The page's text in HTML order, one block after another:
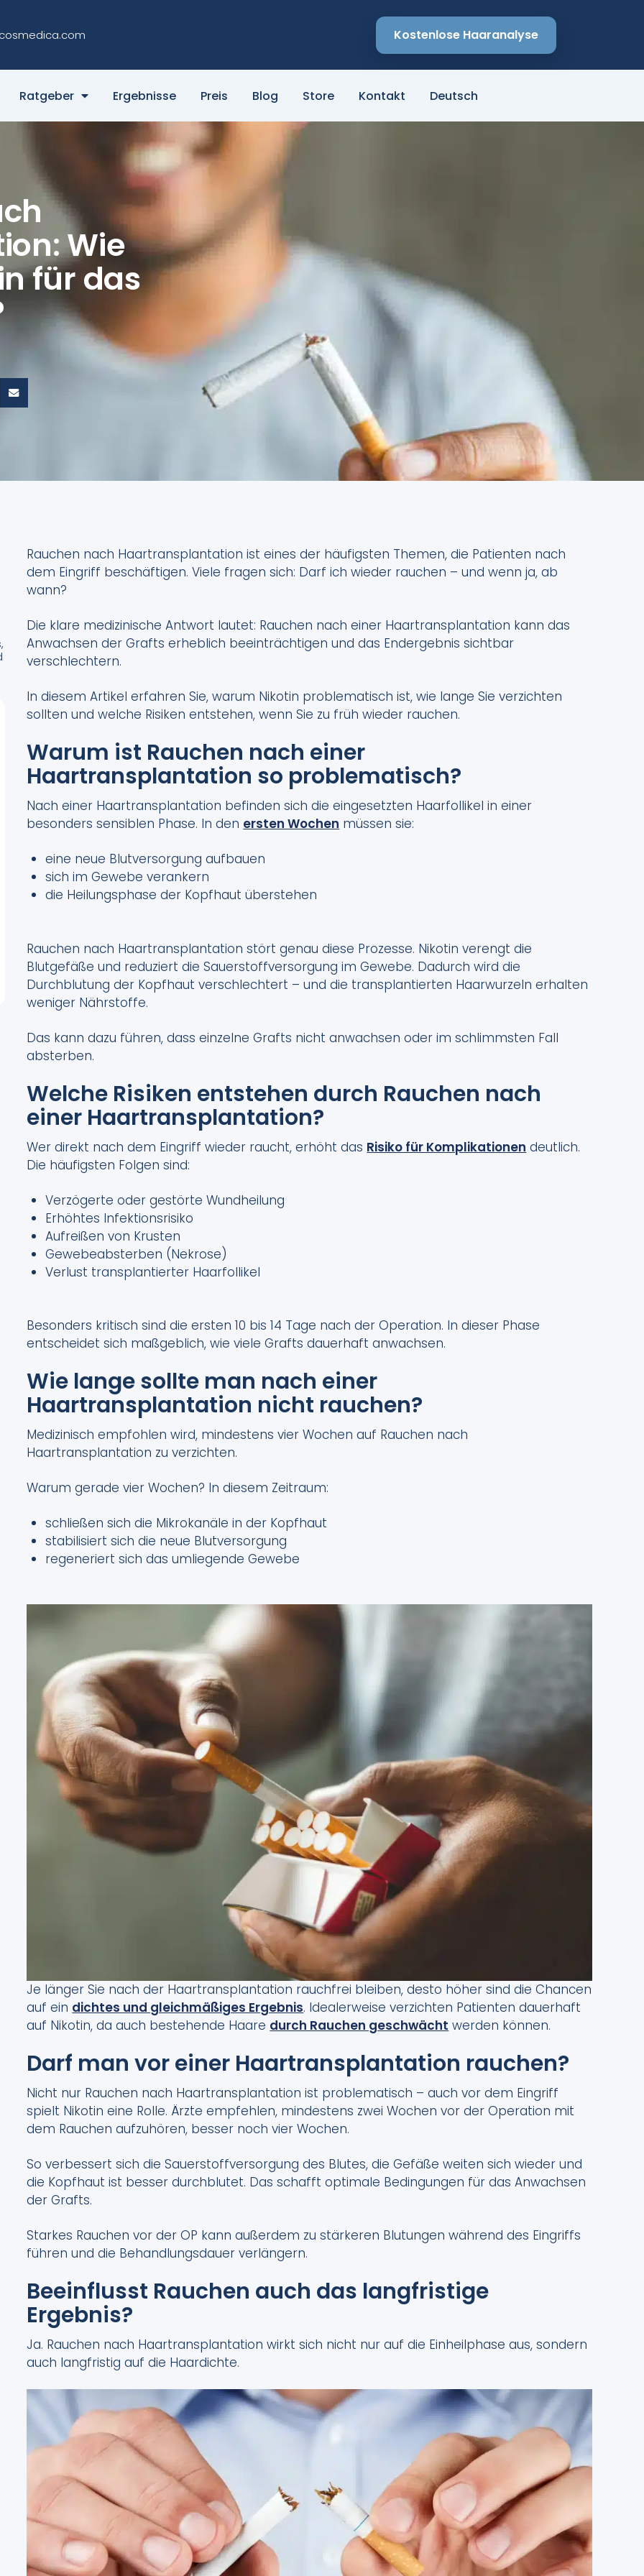
Kostenlose Haaranalyse
Ratgeber Ergebnisse Preis Blog Store Kontakt Deutsch
Wie
für das
Rauchen nach Haartransplantation ist eines der häufigsten Themen, die Patienten nach
dem Eingriff beschäftigen. Viele fragen sich: Darf ich wieder rauchen – und wenn ja, ab
wann?
Die klare medizinische Antwort lautet: Rauchen nach einer Haartransplantation kann das
Anwachsen der Grafts erheblich beeinträchtigen und das Endergebnis sichtbar
verschlechtern.
In diesem Artikel erfahren Sie, warum Nikotin problematisch ist, wie lange Sie verzichten
sollten und welche Risiken entstehen, wenn Sie zu früh wieder rauchen.
Warum ist Rauchen nach einer
Haartransplantation so problematisch?
Nach einer Haartransplantation befinden sich die eingesetzten Haarfollikel in einer
besonders sensiblen Phase. In den ersten Wochen müssen sie:
eine neue Blutversorgung aufbauen
sich im Gewebe verankern
die Heilungsphase der Kopfhaut überstehen
Rauchen nach Haartransplantation stört genau diese Prozesse. Nikotin verengt die
Blutgefäße und reduziert die Sauerstoffversorgung im Gewebe. Dadurch wird die
Durchblutung der Kopfhaut verschlechtert – und die transplantierten Haarwurzeln erhalten
weniger Nährstoffe.
Das kann dazu führen, dass einzelne Grafts nicht anwachsen oder im schlimmsten Fall
absterben.
Welche Risiken entstehen durch Rauchen nach
einer Haartransplantation?
Wer direkt nach dem Eingriff wieder raucht, erhöht das Risiko für Komplikationen deutlich.
Die häufigsten Folgen sind:
Verzögerte oder gestörte Wundheilung
Erhöhtes Infektionsrisiko
Aufreißen von Krusten
Gewebeabsterben (Nekrose)
Verlust transplantierter Haarfollikel
Besonders kritisch sind die ersten 10 bis 14 Tage nach der Operation. In dieser Phase
entscheidet sich maßgeblich, wie viele Grafts dauerhaft anwachsen.
Wie lange sollte man nach einer
Haartransplantation nicht rauchen?
Medizinisch empfohlen wird, mindestens vier Wochen auf Rauchen nach
Haartransplantation zu verzichten.
Warum gerade vier Wochen? In diesem Zeitraum:
schließen sich die Mikrokanäle in der Kopfhaut
stabilisiert sich die neue Blutversorgung
regeneriert sich das umliegende Gewebe
Je länger Sie nach der Haartransplantation rauchfrei bleiben, desto höher sind die Chancen
auf ein dichtes und gleichmäßiges Ergebnis. Idealerweise verzichten Patienten dauerhaft
auf Nikotin, da auch bestehende Haare durch Rauchen geschwächt werden können.
Darf man vor einer Haartransplantation rauchen?
Nicht nur Rauchen nach Haartransplantation ist problematisch – auch vor dem Eingriff
spielt Nikotin eine Rolle. Ärzte empfehlen, mindestens zwei Wochen vor der Operation mit
dem Rauchen aufzuhören, besser noch vier Wochen.
So verbessert sich die Sauerstoffversorgung des Blutes, die Gefäße weiten sich wieder und
die Kopfhaut ist besser durchblutet. Das schafft optimale Bedingungen für das Anwachsen
der Grafts.
Starkes Rauchen vor der OP kann außerdem zu stärkeren Blutungen während des Eingriffs
führen und die Behandlungsdauer verlängern.
Beeinflusst Rauchen auch das langfristige
Ergebnis?
Ja. Rauchen nach Haartransplantation wirkt sich nicht nur auf die Einheilphase aus, sondern
auch langfristig auf die Haardichte.